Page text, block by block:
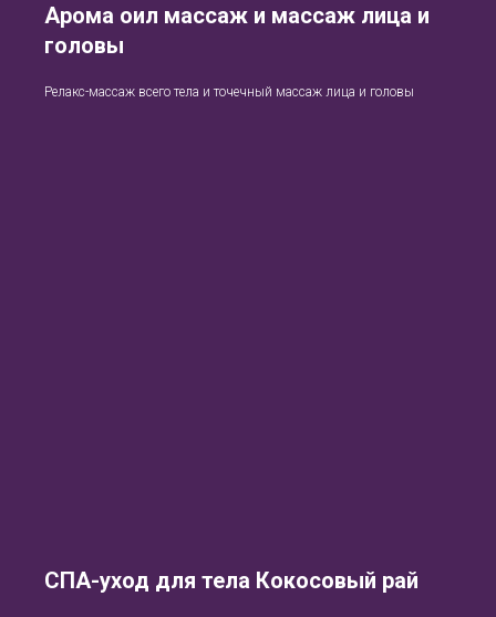
Арома оил массаж и массаж лица и
головы
Релакс-массаж всего тела и точечный массаж лица и головы
СПА-уход для тела Кокосовый рай